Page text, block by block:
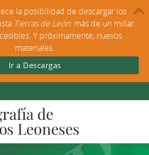
la posibilidad de descargar los
Tierras de León: más de un millar
Y próximamente, nuevos
materiales.
Ir a Descargas